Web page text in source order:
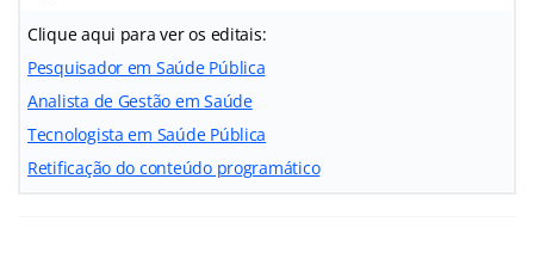
Clique aqui para ver os editais:
Pesquisador em Saúde Pública
Analista de Gestão em Saúde
Tecnologista em Saúde Pública
Retificação do conteúdo programático